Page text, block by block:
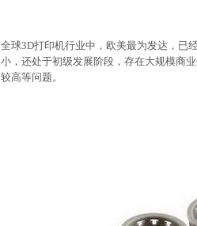
全球3D打印机行业中，欧美最为发达，已
小，还处于初级发展阶段，存在大规模商
较高等问题。